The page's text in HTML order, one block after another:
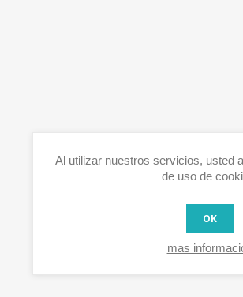
Al utilizar nuestros servicios, usted
de uso de
OK
mas